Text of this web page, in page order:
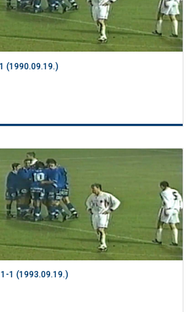
(1990.09.19.)
1 (1993.09.19.)